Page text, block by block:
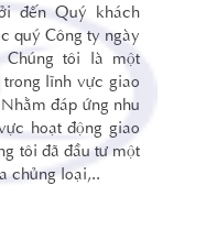
đến Quý khách
quý Công ty ngày
Chúng tôi là một
lĩnh vực giao
đáp ứng nhu
hoạt động giao
tôi đã đầu tư một
chủng loại,..